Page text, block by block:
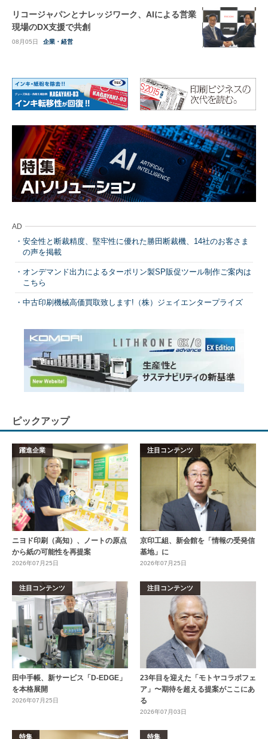
リコージャパンとナレッジワーク、AIによる営業
現場のDX支援で共創
08月05日 企業・経営
AD
安全性と断裁精度、堅牢性に優れた勝田断裁機、14社のお客さま
の声を掲載
オンデマンド出力によるターポリン製SP販促ツール制作ご案内は
こちら
中古印刷機械高価買取致します!（株）ジェイエンタープライズ
ピックアップ
躍進企業
ニヨド印刷（高知）、ノートの原点
から紙の可能性を再提案
2026年07月25日
注目コンテンツ
京印工組、新会館を「情報の受発信
基地」に
2026年07月25日
注目コンテンツ
田中手帳、新サービス「D-EDGE」
を本格展開
2026年07月25日
注目コンテンツ
23年目を迎えた「モトヤコラボフェ
ア」〜期待を超える提案がここにあ
る
2026年07月03日
特集 特集